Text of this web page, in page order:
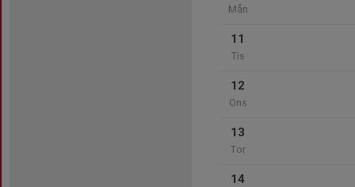
Mån
11
Tis
12
Ons
13
Tor
14